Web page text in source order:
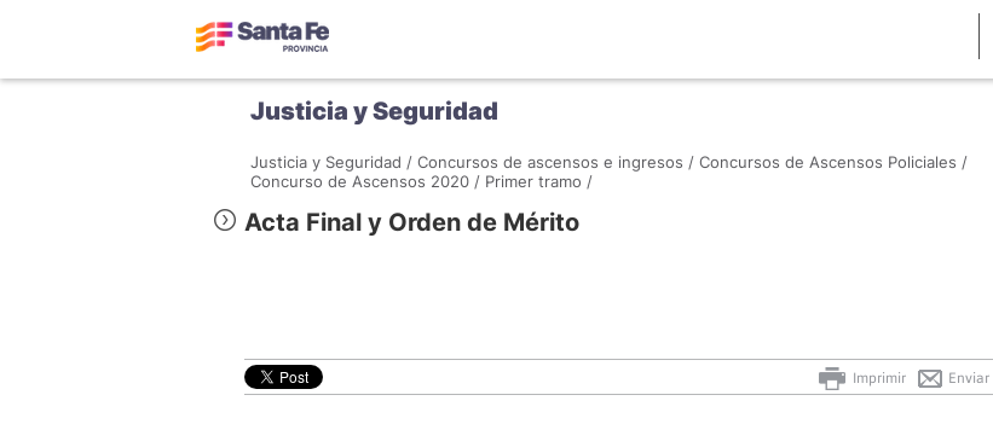
Justicia y Seguridad
Justicia y Seguridad / Concursos de ascensos e ingresos / Concursos de Ascensos Policiales /
Concurso de Ascensos 2020 / Primer tramo /
Acta Final y Orden de Mérito
Enviar
Imprimir